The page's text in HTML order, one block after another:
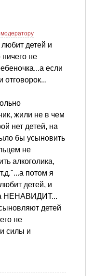
детей и
ничего не
если
отговорок...
жили не в чем
нет детей, на
бы усыновить
не
алкоголика,
потом я
детей, и
а НЕНАВИДИТ...
детей
не
силы и